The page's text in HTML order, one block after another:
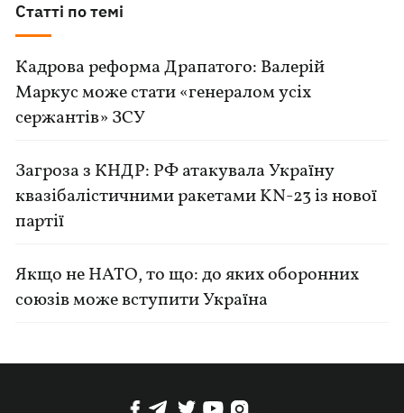
Статті по темі
Кадрова реформа Драпатого: Валерій
Маркус може стати «генералом усіх
сержантів» ЗСУ
Загроза з КНДР: РФ атакувала Україну
квазібалістичними ракетами KN-23 із нової
партії
Якщо не НАТО, то що: до яких оборонних
союзів може вступити Україна